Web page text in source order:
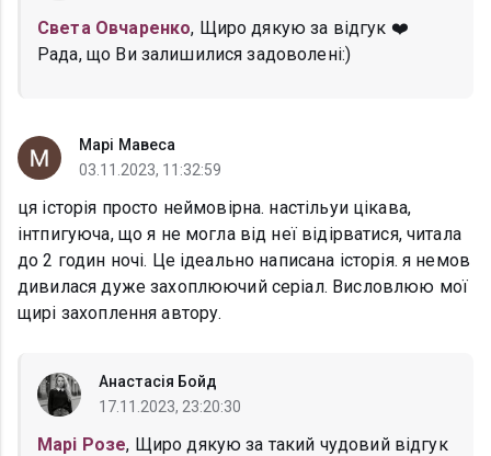
Света Овчаренко, Щиро дякую за відгук ❤️
Рада, що Ви залишилися задоволені:)
Марі Мавеса
03.11.2023, 11:32:59
ця історія просто неймовірна. настільуи цікава,
інтпигуюча, що я не могла від неї відірватися, читала
до 2 годин ночі. Це ідеально написана історія. я немов
дивилася дуже захоплюючий серіал. Висловлюю мої
щирі захоплення автору.
Анастасія Бойд
17.11.2023, 23:20:30
Марі Розе, Щиро дякую за такий чудовий відгук